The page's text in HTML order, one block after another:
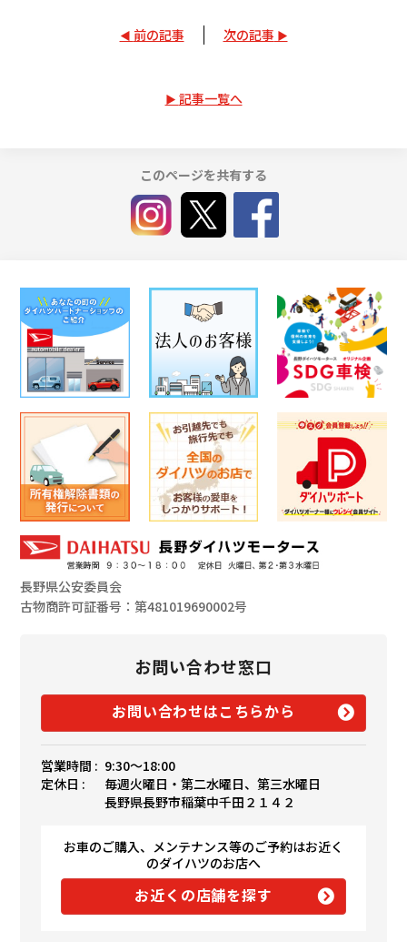
前の記事 次の記事
記事一覧へ
このページを共有する
長野県公安委員会
古物商許可証番号：第481019690002号
お問い合わせ窓口
お問い合わせはこちらから
営業時間 : 9:30〜18:00
定休日 :
毎週火曜日・第二水曜日、第三水曜日
長野県長野市稲葉中千田２１４２
お車のご購入、メンテナンス等のご予約はお近く
のダイハツのお店へ
お近くの店舗を探す